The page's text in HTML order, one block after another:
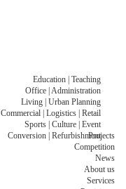
Education | Teaching
Office | Administration
Living | Urban Planning
Commercial | Logistics | Retail
Sports | Culture | Event
Conversion | RefurbishmentProjects
Competition
News
About us
Services